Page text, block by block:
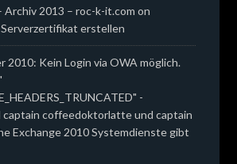
Archiv 2013 – roc-k-it.com on
erstellen
2010: Kein Login via OWA möglich.
-
coffeedoktorlatte und captain
Exchange 2010 Systemdienste gibt